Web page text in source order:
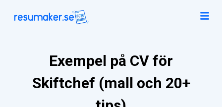
Exempel på CV för
Skiftchef (mall och 20+